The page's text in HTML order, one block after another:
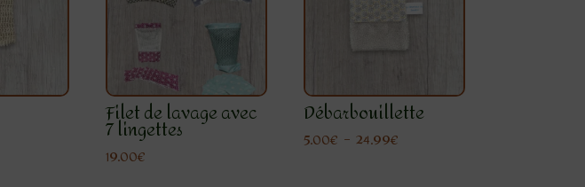
Filet de lavage avec
7 lingettes
19.00€
Débarbouillette
5.00€ – 24.99€Plage